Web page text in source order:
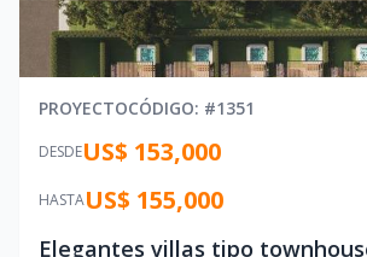
PROYECTOCÓDIGO: #1351
DESDEUS$ 153,000
HASTAUS$ 155,000